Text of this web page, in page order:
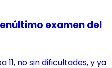
examen del
no sin dificultades, y ya